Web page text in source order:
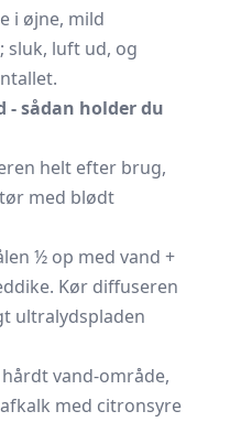
i øjne, mild
sluk, luft ud, og
- sådan holder du
helt efter brug,
med blødt
½ op med vand +
Kør diffuseren
ultralydspladen
vand-område,
med citronsyre